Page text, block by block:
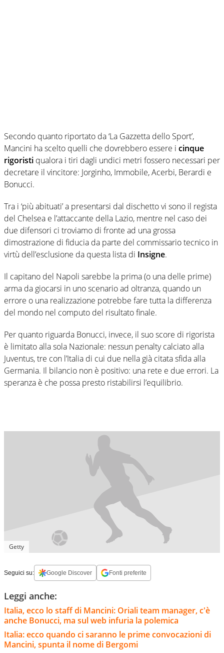
Secondo quanto riportato da ‘La Gazzetta dello Sport’,
Mancini ha scelto quelli che dovrebbero essere i cinque
rigoristi qualora i tiri dagli undici metri fossero necessari per
decretare il vincitore: Jorginho, Immobile, Acerbi, Berardi e
Bonucci.
Tra i ‘più abituati’ a presentarsi dal dischetto vi sono il regista
del Chelsea e l’attaccante della Lazio, mentre nel caso dei
due difensori ci troviamo di fronte ad una grossa
dimostrazione di fiducia da parte del commissario tecnico in
virtù dell’esclusione da questa lista di Insigne.
Il capitano del Napoli sarebbe la prima (o una delle prime)
arma da giocarsi in uno scenario ad oltranza, quando un
errore o una realizzazione potrebbe fare tutta la differenza
del mondo nel computo del risultato finale.
Per quanto riguarda Bonucci, invece, il suo score di rigorista
è limitato alla sola Nazionale: nessun penalty calciato alla
Juventus, tre con l’Italia di cui due nella già citata sfida alla
Germania. Il bilancio non è positivo: una rete e due errori. La
speranza è che possa presto ristabilirsi l’equilibrio.
Getty
Seguici su: Google Discover Fonti preferite
Leggi anche:
Italia, ecco lo staff di Mancini: Oriali team manager, c'è
anche Bonucci, ma sul web infuria la polemica
Italia: ecco quando ci saranno le prime convocazioni di
Mancini, spunta il nome di Bergomi